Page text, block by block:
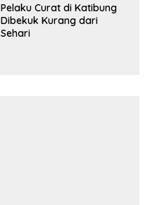
Pelaku Curat di Katibung
Dibekuk Kurang dari
Sehari